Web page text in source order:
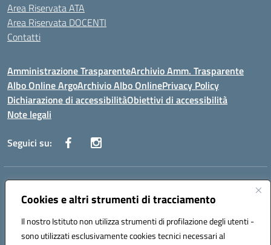
Cookies e altri strumenti di tracciamento
Il nostro Istituto non utilizza strumenti di profilazione degli utenti -
sono utilizzati esclusivamente cookies tecnici necessari al
Area Riservata ATA
Area Riservata DOCENTI
Contatti
Amministrazione TrasparenteArchivio Amm. Trasparente
Albo Online ArgoArchivio Albo OnlinePrivacy Policy
Dichiarazione di accessibilitàObiettivi di accessibilità
Note legali
Seguici su:
Indirizzo:
Centralino:0823 742191 Email:CEIC8BC00Q@istruzione.it
Codice fiscale: 93117040613